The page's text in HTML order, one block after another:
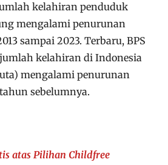
kelahiran penduduk
mengalami penurunan
sampai 2023. Terbaru, BPS
kelahiran di Indonesia
mengalami penurunan
sebelumnya.
atas Pilihan Childfree